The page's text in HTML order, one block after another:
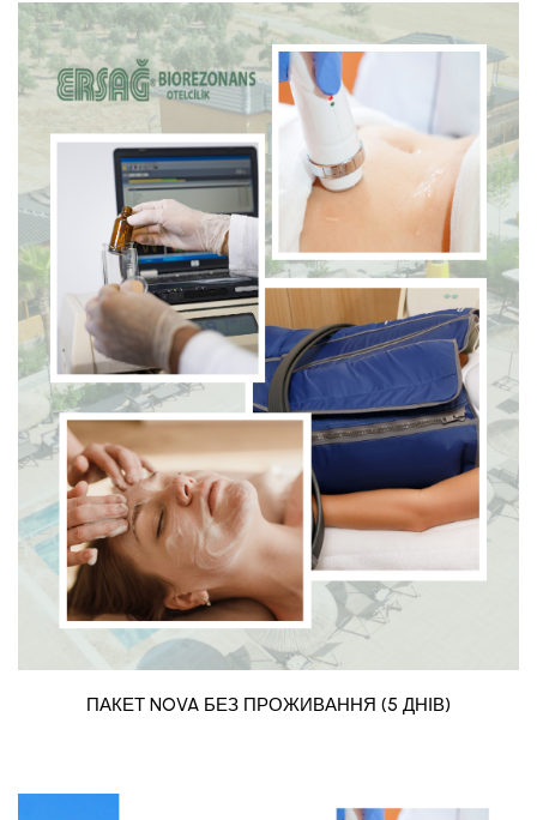
ПАКЕТ NOVA БЕЗ ПРОЖИВАННЯ (5 ДНІВ)